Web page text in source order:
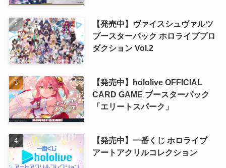
【発売中】ヴァイスシュヴァルツ
ブースターパック ホロライブプロ
ダクション Vol.2
【発売中】hololive OFFICIAL
CARD GAME ブースターパック
「エリートスパーク」
【発売中】一番くじ ホロライブ
アートアクリルコレクション